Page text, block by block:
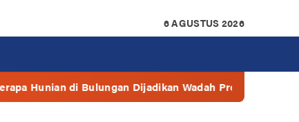
6 AGUSTUS 2026
Dijadikan Wadah Prostitusi Walikota: